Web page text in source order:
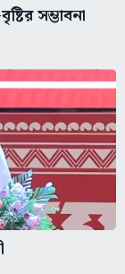
সম্ভাবনা